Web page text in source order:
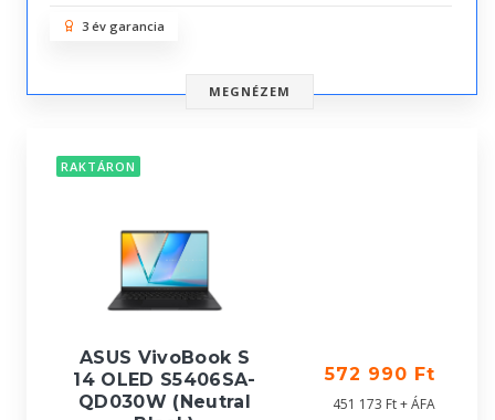
3 év garancia
MEGNÉZEM
RAKTÁRON
ASUS VivoBook S
14 OLED S5406SA-
QD030W (Neutral
572 990 Ft
451 173 Ft + ÁFA